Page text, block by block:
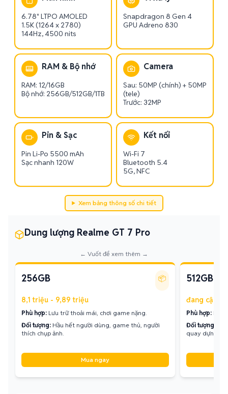
6.78" LTPO AMOLED
1.5K (1264 x 2780)
144Hz, 4500 nits
Snapdragon 8 Gen 4
GPU Adreno 830
RAM & Bộ nhớ
RAM: 12/16GB
Bộ nhớ: 256GB/512GB/1TB
Camera
Sau: 50MP (chính) + 50MP
(tele)
Trước: 32MP
Pin & Sạc
Pin Li-Po 5500 mAh
Sạc nhanh 120W
Kết nối
Wi-Fi 7
Bluetooth 5.4
5G, NFC
Xem bảng thông số chi tiết
Dung lượng Realme GT 7 Pro
← Vuốt để xem thêm →
256GB 📦
8,1 triệu - 9,89 triệu
Phù hợp: Lưu trữ thoải mái, chơi game nặng.
Đối tượng: Hầu hết người dùng, game thủ, người
thích chụp ảnh.
Mua ngay
512GB
đang cập
Phù hợp:
Đối tượng:
quay dựng